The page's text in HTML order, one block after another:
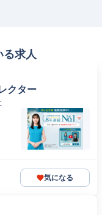
る求人
クター
気になる